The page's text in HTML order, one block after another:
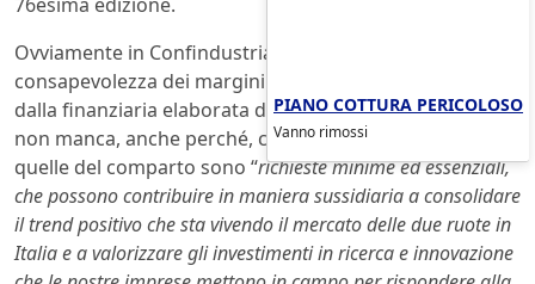
Ovviamente in Confindustria ANCMA c’è piena
consapevolezza dei margini ristretti di manovra offerti
dalla finanziaria elaborata dall’esecutivo, ma la fiducia
non manca, anche perché, come sottolinea Marchettini,
quelle del comparto sono “richieste minime ed essenziali,
che possono contribuire in maniera sussidiaria a consolidare
il trend positivo che sta vivendo il mercato delle due ruote in
Italia e a valorizzare gli investimenti in ricerca e innovazione
PIANO COTTURA PERICOLOSO
Vanno rimossi